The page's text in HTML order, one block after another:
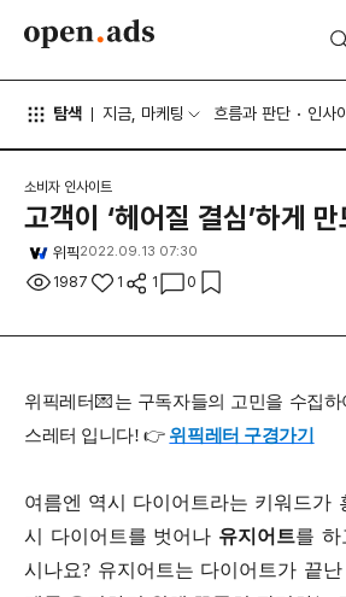
탐색 지금, 마케팅 흐름과 판단 인사
소비자 인사이트
고객이 ‘헤어질 결심’하게
위픽2022.09.13 07:30
1987 1 1 0
위픽레터💌는 구독자들의 고민을 수집
스레터 입니다! 👉 위픽레터 구경가기
여름엔 역시 다이어트라는 키워드가
시 다이어트를 벗어나 유지어트를 하
시나요? 유지어트는 다이어트가 끝